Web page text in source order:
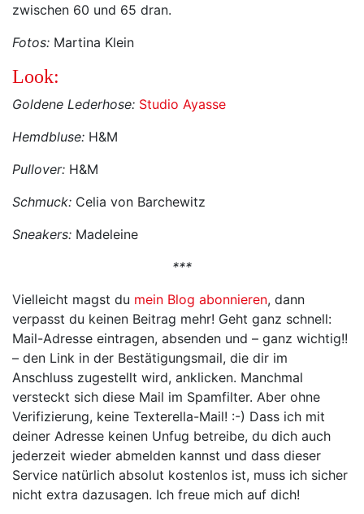
zwischen 60 und 65 dran.
Fotos: Martina Klein
Look:
Goldene Lederhose: Studio Ayasse
Hemdbluse: H&M
Pullover: H&M
Schmuck: Celia von Barchewitz
Sneakers: Madeleine
***
Vielleicht magst du mein Blog abonnieren, dann
verpasst du keinen Beitrag mehr! Geht ganz schnell:
Mail-Adresse eintragen, absenden und – ganz wichtig!!
– den Link in der Bestätigungsmail, die dir im
Anschluss zugestellt wird, anklicken. Manchmal
versteckt sich diese Mail im Spamfilter. Aber ohne
Verifizierung, keine Texterella-Mail! :-) Dass ich mit
deiner Adresse keinen Unfug betreibe, du dich auch
jederzeit wieder abmelden kannst und dass dieser
Service natürlich absolut kostenlos ist, muss ich sicher
nicht extra dazusagen. Ich freue mich auf dich!